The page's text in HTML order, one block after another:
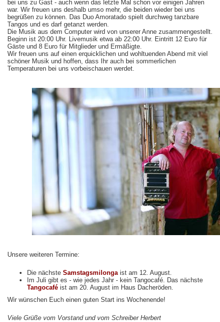
bei uns zu Gast - auch wenn das letzte Mal schon vor einigen Jahren
war. Wir freuen uns deshalb umso mehr, die beiden wieder bei uns
begrüßen zu können. Das Duo Amoratado spielt durchweg tanzbare
Tangos und es darf getanzt werden.
Die Musik aus dem Computer wird von unserer Anne zusammengestellt.
Beginn ist 20:00 Uhr. Livemusik etwa ab 22:00 Uhr. Eintritt 12 Euro für
Gäste und 8 Euro für Mitglieder und Ermäßigte.
Wir freuen uns auf einen erquicklichen und wohltuenden Abend mit viel
schöner Musik und hoffen, dass Ihr auch bei sommerlichen
Temperaturen bei uns vorbeischauen werdet.
Unsere weiteren Termine:
Die nächste Samstagsmilongaist am 12. August.
Im Juli gibt es - wie jedes Jahr - kein Tangocafé. Das nächste
Tangocafé ist am 20. August im Haus Dacheröden.
Wir wünschen Euch einen guten Start ins Wochenende!
Viele Grüße vom Vorstand und vom Schreiber Herbert